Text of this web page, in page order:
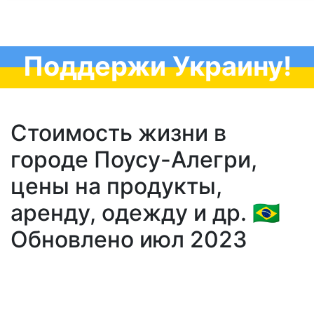
Поддержи Украину!
Стоимость жизни в
городе Поусу-Алегри,
цены на продукты,
аренду, одежду и др. 🇧🇷
Обновлено июл 2023